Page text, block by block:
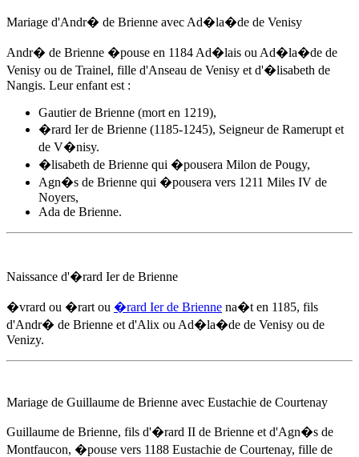
Mariage d'Andr� de Brienne avec Ad�la�de de Venisy
Andr� de Brienne �pouse en 1184 Ad�lais ou Ad�la�de de
Venisy ou de Trainel, fille d'Anseau de Venisy et d'�lisabeth de
Nangis. Leur enfant est :
Gautier de Brienne (mort en 1219),
�rard Ier de Brienne (1185-1245), Seigneur de Ramerupt et
de V�nisy.
�lisabeth de Brienne qui �pousera Milon de Pougy,
Agn�s de Brienne qui �pousera vers 1211 Miles IV de
Noyers,
Ada de Brienne.
Naissance d'�rard Ier de Brienne
�vrard ou �rart ou �rard Ier de Brienne na�t en 1185, fils
d'Andr� de Brienne et d'Alix ou Ad�la�de de Venisy ou de
Venizy.
Mariage de Guillaume de Brienne avec Eustachie de Courtenay
Guillaume de Brienne, fils d'�rard II de Brienne et d'Agn�s de
Montfaucon, �pouse vers 1188 Eustachie de Courtenay, fille de